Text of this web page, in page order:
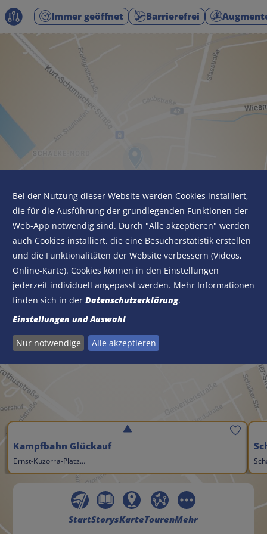
Immer geöffnet Barrierefrei
Google Maps aktivieren?
Google Maps jetzt laden
Speichern
Kampfbahn Glückauf
Ernst-Kuzorra-Platz…
StartStorysKarteTourenMehr
Bei der Nutzung dieser Website werden Cookies installiert,
die für die Ausführung der grundlegenden Funktionen der
Web-App notwendig sind. Durch "Alle akzeptieren" werden
auch Cookies installiert, die eine Besucherstatistik erstellen
und die Funktionalitäten der Website verbessern (Videos,
Online-Karte). Cookies können in den Einstellungen
jederzeit individuell angepasst werden. Mehr Informationen
finden sich in der Datenschutzerklärung.
Einstellungen und Auswahl
Nur notwendige Alle akzeptieren